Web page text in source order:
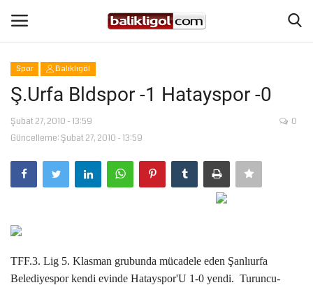
Giriş Yap
Anasayfa
Köşe Yazıları
Şanlıurfa
Eğitim
Spor Balıklıgöl
Ş.Urfa Bldspor -1 Hatayspor -0
Şubat 27, 2010 - 13:59
Güncelleme: Şubat 27, 2010 - 13:59
0
TFF.3. Lig 5. Klasman grubunda mücadele eden Şanlıurfa
Belediyespor kendi evinde Hatayspor'U 1-0 yendi. Turuncu-